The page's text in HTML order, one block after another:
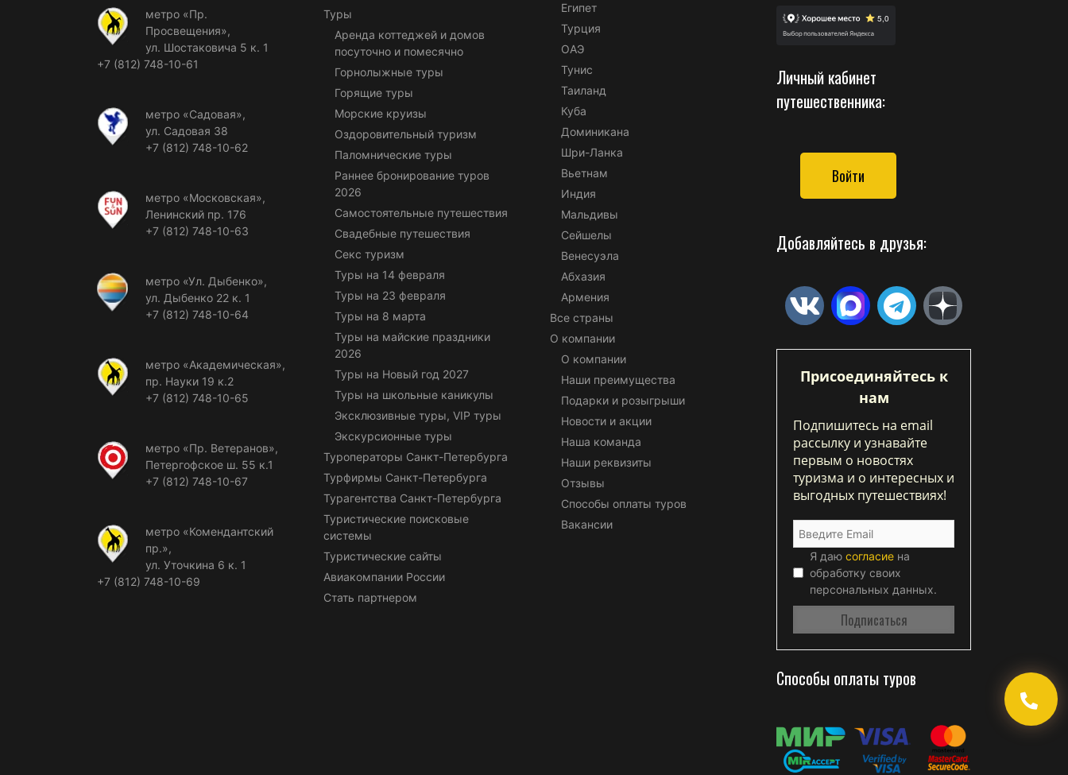
метро «Пр.
Просвещения»,
ул. Шостаковича 5 к. 1
+7 (812) 748-10-61
метро «Садовая»,
ул. Садовая 38
+7 (812) 748-10-62
метро «Московская»,
Ленинский пр. 176
+7 (812) 748-10-63
метро «Ул. Дыбенко»,
ул. Дыбенко 22 к. 1
+7 (812) 748-10-64
метро «Академическая»,
пр. Науки 19 к.2
+7 (812) 748-10-65
метро «Пр. Ветеранов»,
Петергофское ш. 55 к.1
+7 (812) 748-10-67
метро «Комендантский
пр.»,
ул. Уточкина 6 к. 1
+7 (812) 748-10-69
Туры
Аренда коттеджей и домов
посуточно и помесячно
Горнолыжные туры
Горящие туры
Морские круизы
Оздоровительный туризм
Паломнические туры
Раннее бронирование туров
2026
Самостоятельные путешествия
Свадебные путешествия
Секс туризм
Туры на 14 февраля
Туры на 23 февраля
Туры на 8 марта
Туры на майские праздники
2026
Туры на Новый год 2027
Туры на школьные каникулы
Эксклюзивные туры, VIP туры
Экскурсионные туры
Туроператоры Санкт-Петербурга
Турфирмы Санкт-Петербурга
Турагентства Санкт-Петербурга
Туристические поисковые
системы
Туристические сайты
Авиакомпании России
Стать партнером
Египет
Турция
ОАЭ
Тунис
Таиланд
Куба
Доминикана
Шри-Ланка
Вьетнам
Индия
Мальдивы
Сейшелы
Венесуэла
Абхазия
Армения
Все страны
О компании
О компании
Наши преимущества
Подарки и розыгрыши
Новости и акции
Наша команда
Наши реквизиты
Отзывы
Способы оплаты туров
Вакансии
Личный кабинет
путешественника:
Войти
Добавляйтесь в друзья:
Присоединяйтесь к
нам
Подпишитесь на email
рассылку и узнавайте
первым о новостях
туризма и о интересных и
выгодных путешествиях!
Я даю согласие на
обработку своих
персональных данных.
Способы оплаты туров